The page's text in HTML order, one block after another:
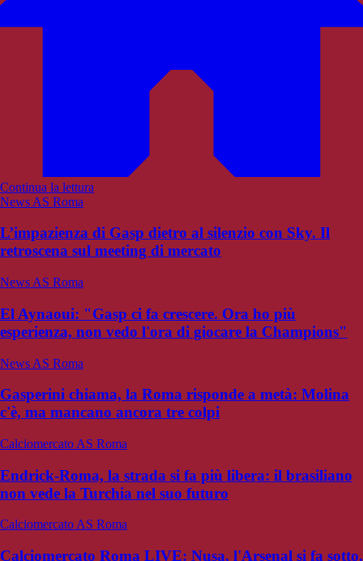
Continua la lettura
News AS Roma
L’impazienza di Gasp dietro al silenzio con Sky. Il
retroscena sul meeting di mercato
News AS Roma
El Aynaoui: "Gasp ci fa crescere. Ora ho più
esperienza, non vedo l'ora di giocare la Champions"
News AS Roma
Gasperini chiama, la Roma risponde a metà: Molina
c'è, ma mancano ancora tre colpi
Calciomercato AS Roma
Endrick-Roma, la strada si fa più libera: il brasiliano
non vede la Turchia nel suo futuro
Calciomercato AS Roma
Calciomercato Roma LIVE: Nusa, l'Arsenal si fa sotto.